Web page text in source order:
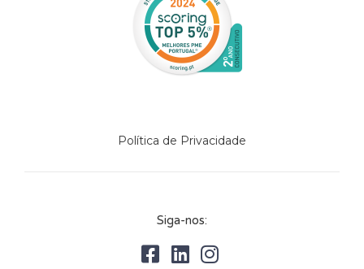
Política de Privacidade
Siga-nos: